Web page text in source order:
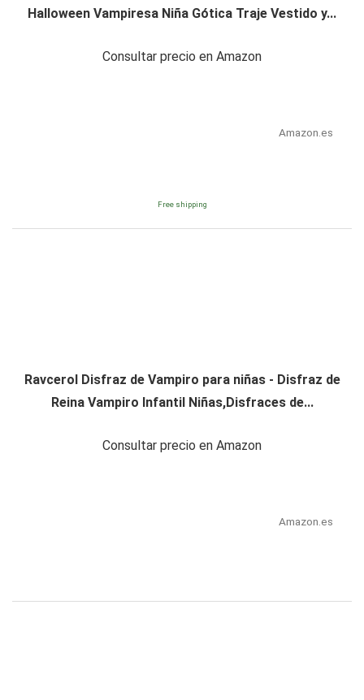
Halloween Vampiresa Niña Gótica Traje Vestido y...
Consultar precio en Amazon
Amazon.es
Free shipping
Ravcerol Disfraz de Vampiro para niñas - Disfraz de
Reina Vampiro Infantil Niñas,Disfraces de...
Consultar precio en Amazon
Amazon.es